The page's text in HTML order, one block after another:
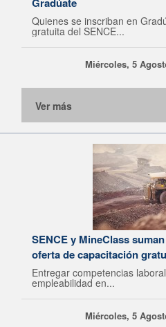
Quienes se inscriban en
gratuita del SENCE...
Miércoles, 5
Ver más
SENCE y MineClass
oferta de capacitación
Entregar competencias
empleabilidad en...
Miércoles, 5